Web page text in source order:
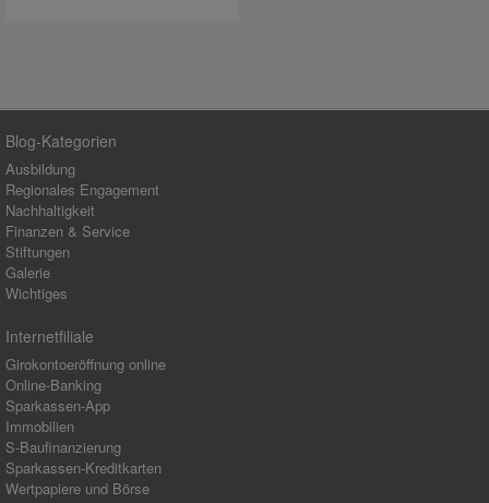
Blog-Kategorien
Ausbildung
Regionales Engagement
Nachhaltigkeit
Finanzen & Service
Stiftungen
Galerie
Wichtiges
Internetfiliale
Girokontoeröffnung online
Online-Banking
Sparkassen-App
Immobilien
S-Baufinanzierung
Sparkassen-Kreditkarten
Wertpapiere und Börse